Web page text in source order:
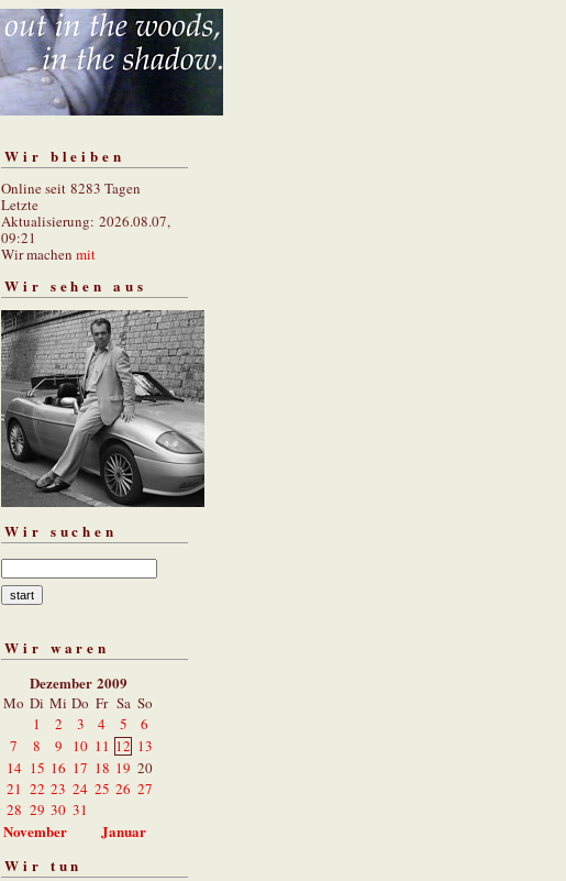
Wir bleiben
Online seit 8283 Tagen
Letzte
Aktualisierung: 2026.08.07,
09:21
Wir machen mit
Wir sehen aus
Wir suchen
Wir waren
Dezember 2009
Mo Di Mi Do Fr Sa So
1
2 3 4 5
6
7
8 9 10 11 12 13
14 15 16 17 18 19 20
21 22 23 24 25 26 27
28 29 30 31
November
Januar
Wir tun